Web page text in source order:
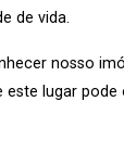
de vida.
nosso
lugar